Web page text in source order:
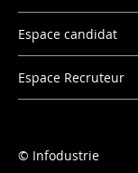
Espace candidat
Espace Recruteur
Infodustrie